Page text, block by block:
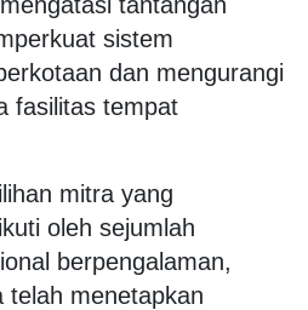
sistem
dan mengurangi
fasilitas tempat
mitra yang
oleh sejumlah
berpengalaman,
telah menetapkan